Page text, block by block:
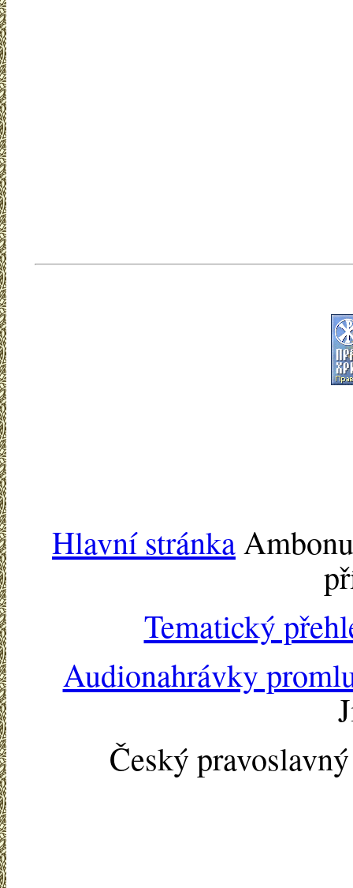
Hlavní stránka
Tematický
Audionahrávky
Český